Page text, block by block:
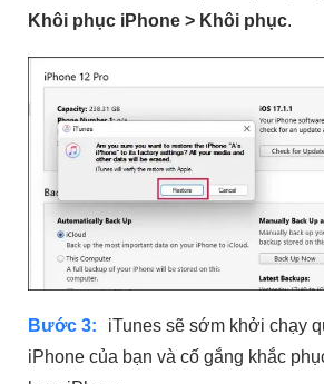
Khôi phục iPhone > Khôi phục.
Bước 3:
iTunes sẽ sớm khởi chạy
iPhone của bạn và cố gắng khắc